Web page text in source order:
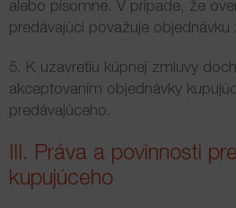
alebo písomne. V prípade, že
predávajúci považuje objednávku
5. K uzavretiu kúpnej zmluvy
akceptovaním objednávky
predávajúceho.
III. Práva a povinnosti
kupujúceho